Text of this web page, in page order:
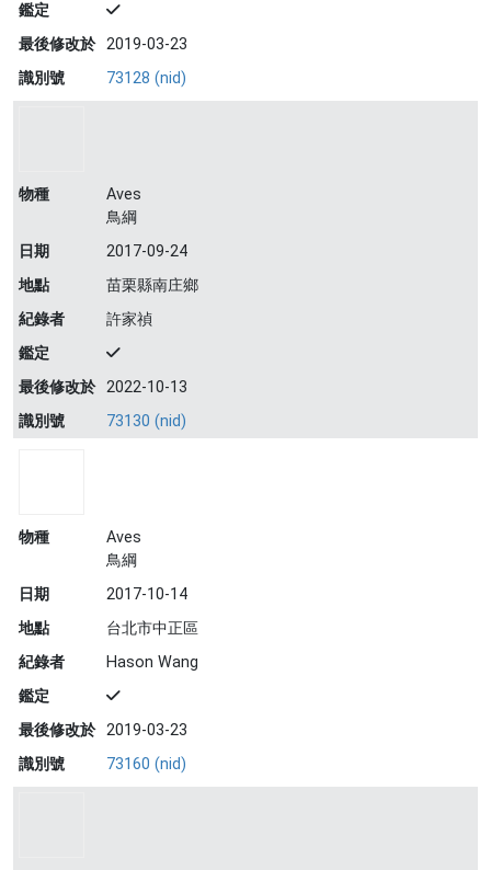
鑑定
最後修改於 2019-03-23
識別號
73128 (nid)
物種
Aves
鳥綱
日期
2017-09-24
地點
苗栗縣南庄鄉
紀錄者
許家禎
鑑定
最後修改於 2022-10-13
識別號
73130 (nid)
物種
Aves
鳥綱
日期
2017-10-14
地點
台北市中正區
紀錄者
Hason Wang
鑑定
最後修改於 2019-03-23
識別號
73160 (nid)